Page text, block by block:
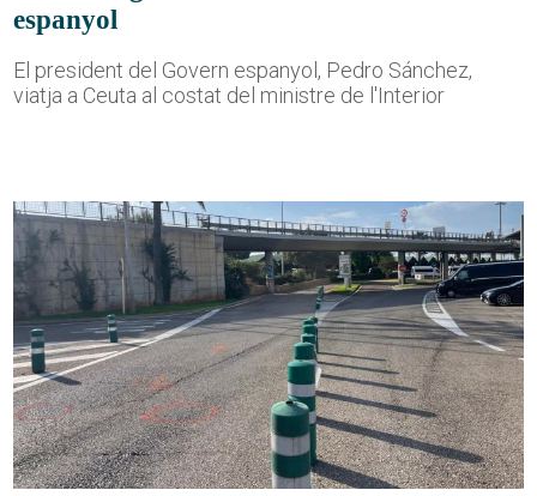
espanyol
El president del Govern espanyol, Pedro Sánchez,
viatja a Ceuta al costat del ministre de l'Interior